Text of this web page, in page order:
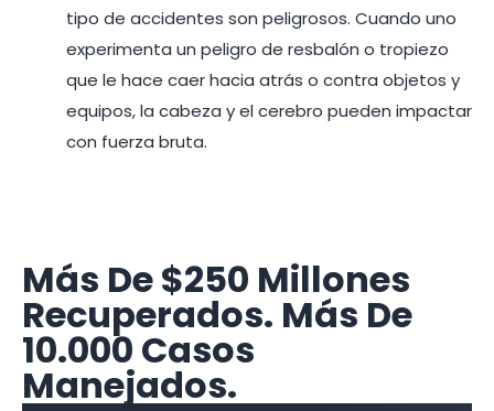
tipo de accidentes son peligrosos. Cuando uno
experimenta un peligro de resbalón o tropiezo
que le hace caer hacia atrás o contra objetos y
equipos, la cabeza y el cerebro pueden impactar
con fuerza bruta.
Más De $250 Millones
Recuperados. Más De
10.000 Casos
Manejados.